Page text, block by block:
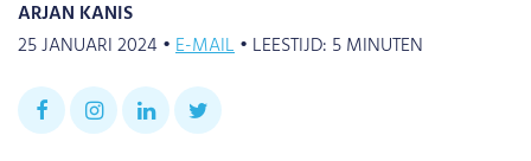
ARJAN KANIS
25 JANUARI 2024 •E-MAIL• LEESTIJD: 5MINUTEN